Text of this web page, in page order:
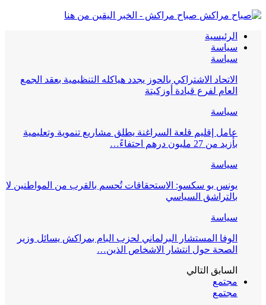
صباح مراكش - الخبر اليقين من هنا
الرئيسية
سياسة
سياسة
الاتحاد الاشتراكي بالحوز يجدد هياكله التنظيمية بعقد الجمع
العام لفرع قيادة أوزكيتة
سياسة
عامل إقليم قلعة السراغنة يطلق مشاريع تنموية وتعليمية
بأزيد من 27 مليون درهم احتفاءً…
سياسة
يونس بو سكسو: الاستحقاقات تُحسم بالقرب من المواطنين لا
بالتراشق السياسي
سياسة
الوفا المستشار البرلماني لحزب البام بمراكش يسائل وزير
الصحة حول انتشار الاشخاص الذين…
السابق التالي
مجتمع
مجتمع